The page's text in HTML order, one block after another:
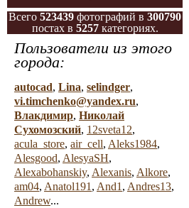
Всего 523439 фотографий в 300790
постах в 5257категориях.
Пользователи из этого
города:
autocad, Lina, selindger,
vi.timchenko@yandex.ru,
Влакдимир, Николай
Сухомозский, 12sveta12,
acula_store, air_cell, Aleks1984,
Alesgood, AlesyaSH,
Alexabohanskiy, Alexanis, Alkore,
am04, Anatol191 , And1 , Andres13,
Andrew...